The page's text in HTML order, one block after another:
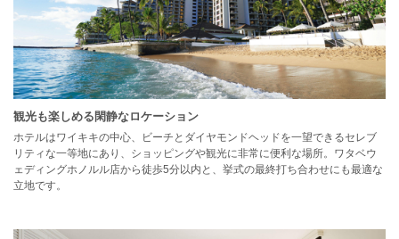
観光も楽しめる閑静なロケーション
ホテルはワイキキの中心、ビーチとダイヤモンドヘッドを一望できるセレブ
リティな一等地にあり、ショッピングや観光に非常に便利な場所。ワタベウ
ェディングホノルル店から徒歩5分以内と、挙式の最終打ち合わせにも最適な
立地です。